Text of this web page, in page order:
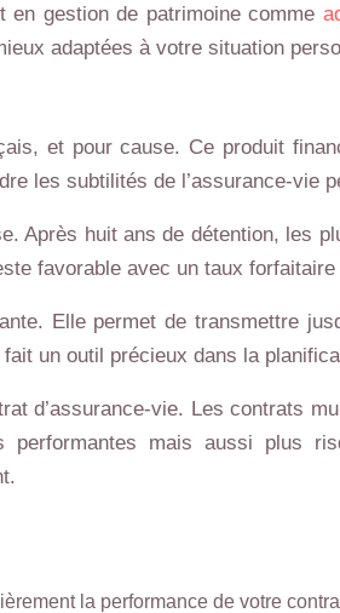
gestion de patrimoine comme
adaptées à votre situation
et pour cause. Ce produit
les subtilités de l’assurance-vie
Après huit ans de détention, les
favorable avec un taux
Elle permet de transmettre
un outil précieux dans la
d’assurance-vie. Les contrats
mais aussi plus
la performance de votre